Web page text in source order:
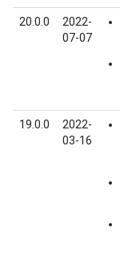
20.0.0
2022-
07-07
19.0.0
2022-
03-16